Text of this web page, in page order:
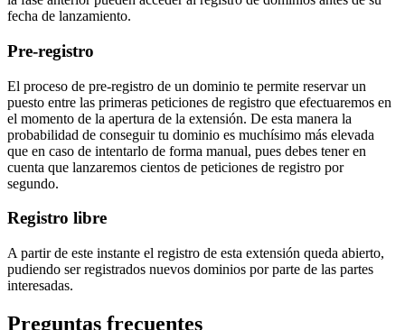
fecha de lanzamiento.
Pre-registro
El proceso de pre-registro de un dominio te permite reservar un
puesto entre las primeras peticiones de registro que efectuaremos en
el momento de la apertura de la extensión. De esta manera la
probabilidad de conseguir tu dominio es muchísimo más elevada
que en caso de intentarlo de forma manual, pues debes tener en
cuenta que lanzaremos cientos de peticiones de registro por
segundo.
Registro libre
A partir de este instante el registro de esta extensión queda abierto,
pudiendo ser registrados nuevos dominios por parte de las partes
interesadas.
Preguntas frecuentes